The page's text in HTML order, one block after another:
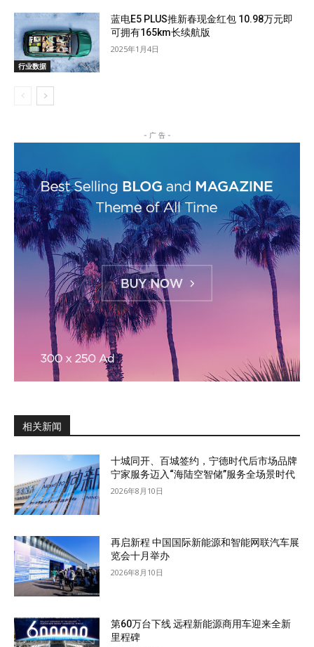
行业数据
蓝电E5 PLUS推新春现金红包 10.98万元即
可拥有165km长续航版
2025年1月4日
- 广 告 -
相关新闻
十城同开、百城签约，宁德时代后市场品牌
宁家服务迈入“海陆空智储”服务全场景时代
2026年8月10日
再启新程 中国国际新能源和智能网联汽车展
览会十月举办
2026年8月10日
第60万台下线 远程新能源商用车迎来全新
里程碑